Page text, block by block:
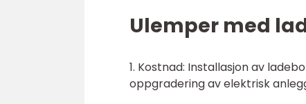
Ulemper med
1. Kostnad: Installasjon av
oppgradering av elektrisk